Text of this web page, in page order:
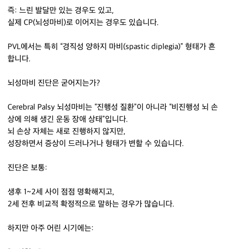
즉: 느린 발달만 있는 경우도 있고,
실제 CP(뇌성마비)로 이어지는 경우도 있습니다.
PVL에서는 특히 “경직성 양하지 마비(spastic diplegia)” 형태가 흔
합니다.
뇌성마비 진단은 굳어지는가?
Cerebral Palsy 뇌성마비는 “진행성 질환”이 아니라 “비진행성 뇌 손
상에 의해 생긴 운동 장애 상태”입니다.
뇌 손상 자체는 새로 진행하지 않지만,
성장하면서 증상이 드러나거나 형태가 변할 수 있습니다.
진단은 보통:
생후 1~2세 사이 점점 명확해지고,
2세 전후 비교적 확정적으로 말하는 경우가 많습니다.
하지만 아주 어린 시기에는: